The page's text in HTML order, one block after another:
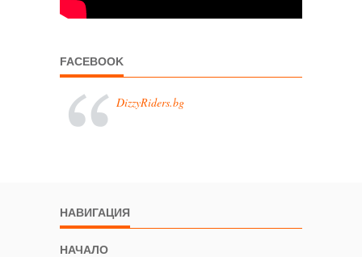
FACEBOOK
DizzyRiders.bg
НАВИГАЦИЯ
НАЧАЛО